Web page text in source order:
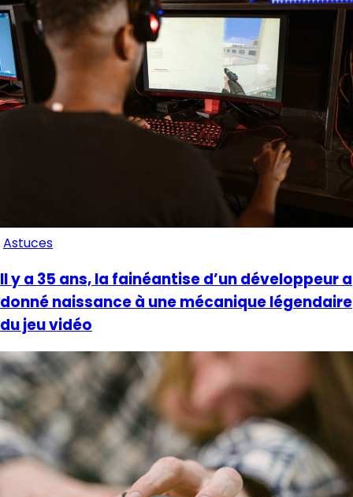
Astuces
Il y a 35 ans, la fainéantise d’un développeur a
donné naissance à une mécanique légendaire
du jeu vidéo